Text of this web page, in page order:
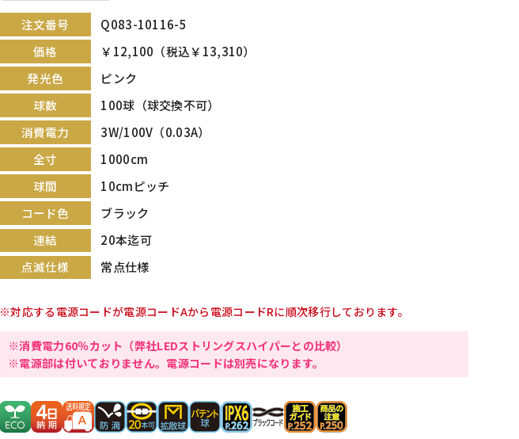
注文番号
Q083-10116-5
価格
￥12,100（税込￥13,310）
発光色
ピンク
球数
100球（球交換不可）
消費電力
3W/100V（0.03A）
全寸
1000cm
球間
10cmピッチ
コード色
ブラック
連結
20本迄可
点滅仕様
常点仕様
※対応する電源コードが電源コードAから電源コードRに順次移行しております。
※消費電力60％カット（弊社LEDストリングスハイパーとの比較）
※電源部は付いておりません。電源コードは別売になります。